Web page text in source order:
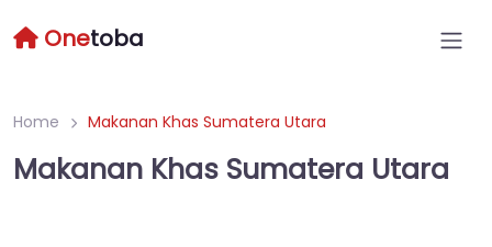
to
Onetoba
Home Makanan Khas Sumatera Utara
Makanan Khas Sumatera Utara